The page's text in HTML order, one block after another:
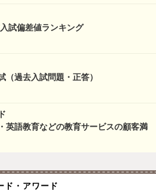
試偏差値ランキング
（過去入試問題・正答）
英語教育などの教育サービスの顧客満
ド・アワード